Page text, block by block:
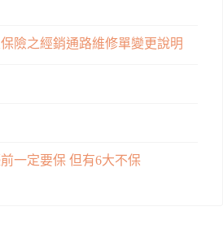
險之經銷通路維修單變更說明
一定要保 但有6大不保